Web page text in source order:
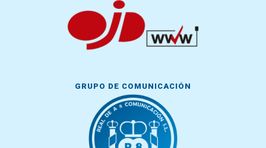
GRUPO DE COMUNICACIÓN